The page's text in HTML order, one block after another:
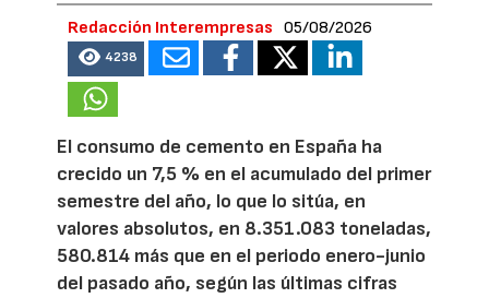
Redacción Interempresas 05/08/2026
4238
El consumo de cemento en España ha
crecido un 7,5 % en el acumulado del primer
semestre del año, lo que lo sitúa, en
valores absolutos, en 8.351.083 toneladas,
580.814 más que en el periodo enero-junio
del pasado año, según las últimas cifras